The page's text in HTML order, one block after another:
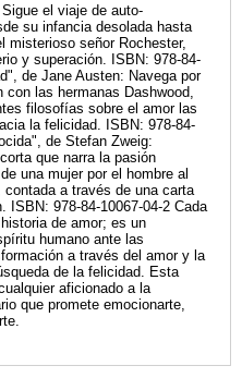
el viaje de auto-
su infancia desolada hasta
misterioso señor Rochester,
y superación. ISBN: 978-84-
de Jane Austen: Navega por
las hermanas Dashwood,
filosofías sobre el amor las
la felicidad. ISBN: 978-84-
de Stefan Zweig:
que narra la pasión
una mujer por el hombre al
a través de una carta
ISBN: 978-84-10067-04-2 Cada
de amor; es un
humano ante las
a través del amor y la
de la felicidad. Esta
aficionado a la
que promete emocionarte,